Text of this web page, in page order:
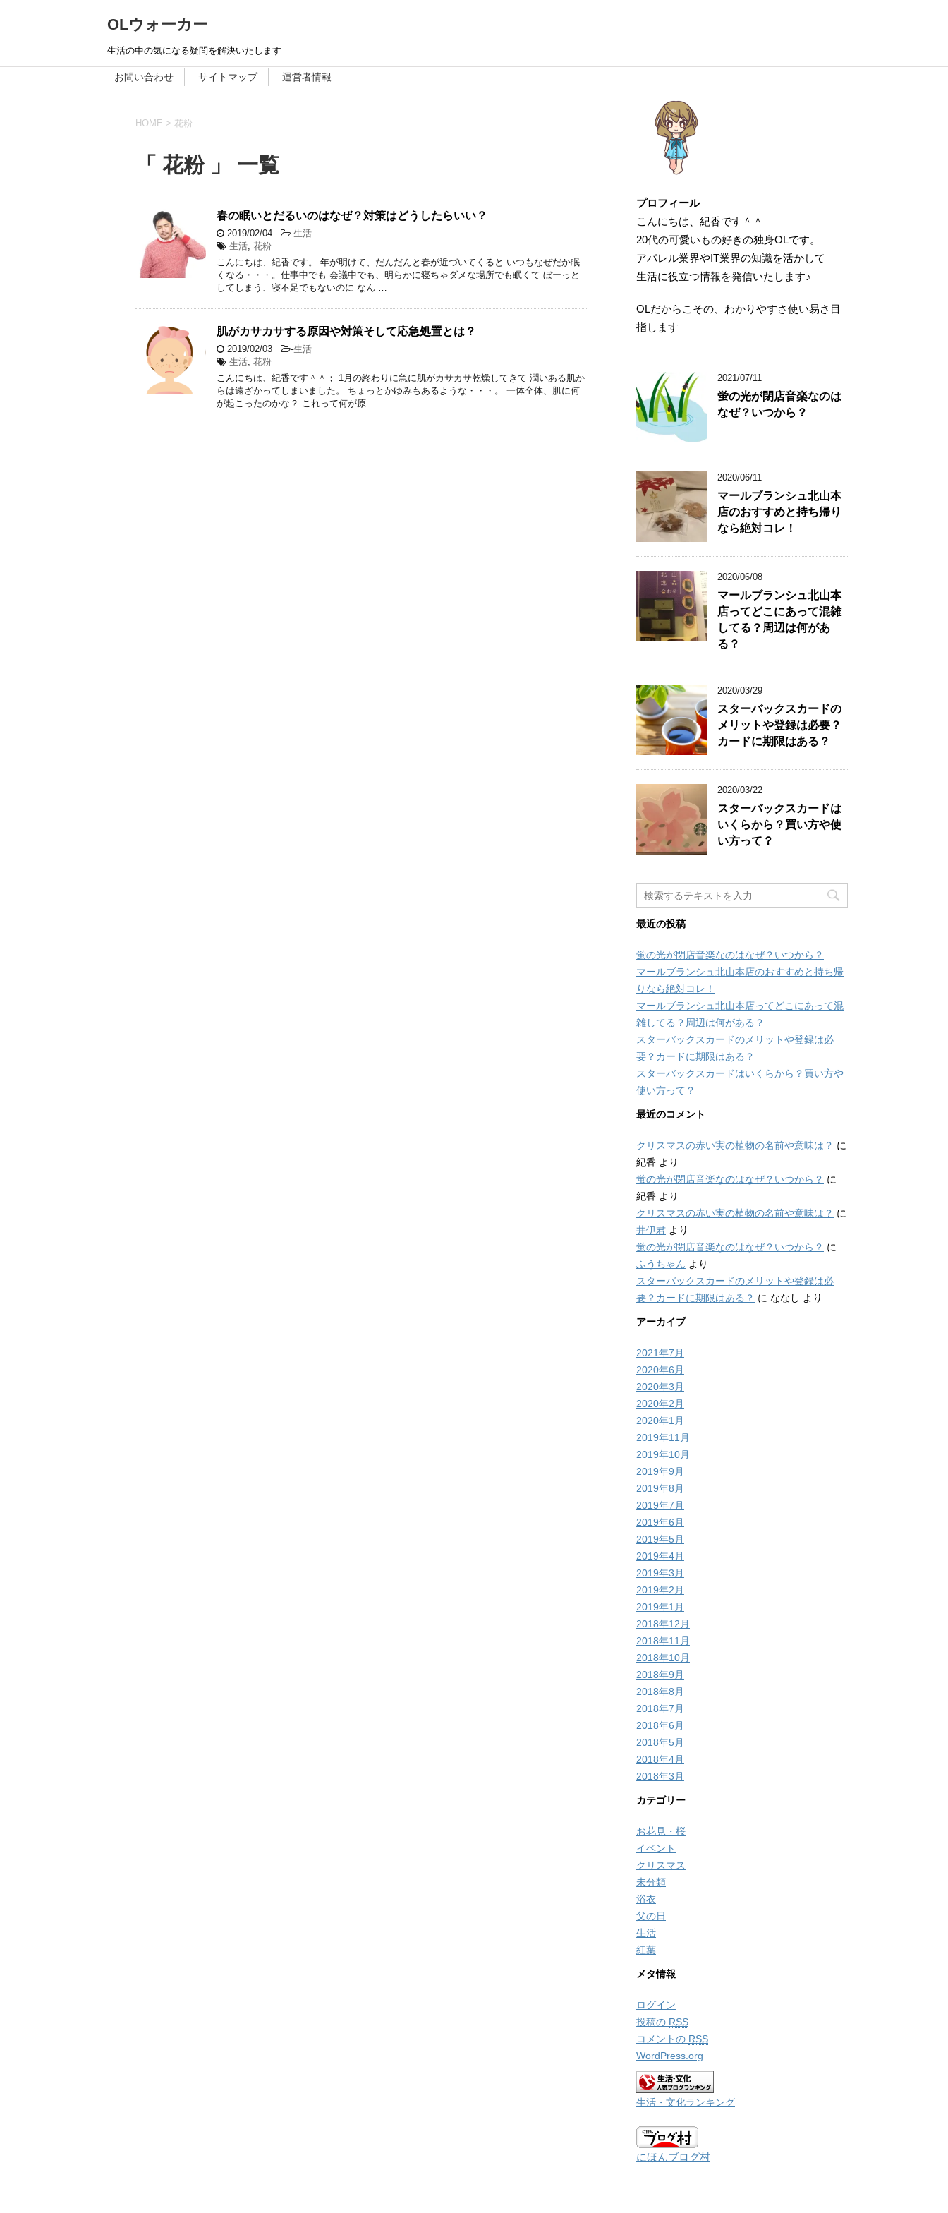
OLウォーカー
生活の中の気になる疑問を解決いたします
お問い合わせ サイトマップ 運営者情報
HOME > 花粉
「 花粉 」 一覧
春の眠いとだるいのはなぜ？対策はどうしたらいい？
2019/02/04 -生活
生活, 花粉
こんにちは、紀香です。 年が明けて、だんだんと春が近づいてくると いつもなぜだか眠
くなる・・・。仕事中でも 会議中でも、明らかに寝ちゃダメな場所でも眠くて ぼーっと
してしまう、寝不足でもないのに なん …
肌がカサカサする原因や対策そして応急処置とは？
2019/02/03 -生活
生活, 花粉
こんにちは、紀香です＾＾； 1月の終わりに急に肌がカサカサ乾燥してきて 潤いある肌か
らは遠ざかってしまいました。 ちょっとかゆみもあるような・・・。 一体全体、肌に何
が起こったのかな？ これって何が原 …
プロフィール
こんにちは、紀香です＾＾
20代の可愛いもの好きの独身OLです。
アパレル業界やIT業界の知識を活かして
生活に役立つ情報を発信いたします♪
OLだからこその、わかりやすさ使い易さ目
指します
2021/07/11
蛍の光が閉店音楽なのは
なぜ？いつから？
2020/06/11
マールブランシュ北山本
店のおすすめと持ち帰り
なら絶対コレ！
2020/06/08
マールブランシュ北山本
店ってどこにあって混雑
してる？周辺は何があ
る？
2020/03/29
スターバックスカードの
メリットや登録は必要？
カードに期限はある？
2020/03/22
スターバックスカードは
いくらから？買い方や使
い方って？
最近の投稿
蛍の光が閉店音楽なのはなぜ？いつから？
マールブランシュ北山本店のおすすめと持ち帰
りなら絶対コレ！
マールブランシュ北山本店ってどこにあって混
雑してる？周辺は何がある？
スターバックスカードのメリットや登録は必
要？カードに期限はある？
スターバックスカードはいくらから？買い方や
使い方って？
最近のコメント
クリスマスの赤い実の植物の名前や意味は？ に
紀香 より
蛍の光が閉店音楽なのはなぜ？いつから？ に
紀香 より
クリスマスの赤い実の植物の名前や意味は？ に
井伊君 より
蛍の光が閉店音楽なのはなぜ？いつから？ に
ふうちゃん より
スターバックスカードのメリットや登録は必
要？カードに期限はある？ に ななし より
アーカイブ
2021年7月
2020年6月
2020年3月
2020年2月
2020年1月
2019年11月
2019年10月
2019年9月
2019年8月
2019年7月
2019年6月
2019年5月
2019年4月
2019年3月
2019年2月
2019年1月
2018年12月
2018年11月
2018年10月
2018年9月
2018年8月
2018年7月
2018年6月
2018年5月
2018年4月
2018年3月
カテゴリー
お花見・桜
イベント
クリスマス
未分類
浴衣
父の日
生活
紅葉
メタ情報
ログイン
投稿の RSS
コメントの RSS
WordPress.org
生活・文化ランキング
にほんブログ村